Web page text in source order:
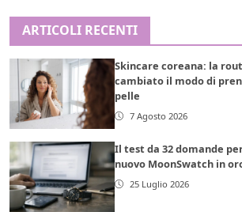
ARTICOLI RECENTI
Skincare coreana: la
cambiato il modo di
pelle
7 Agosto 2026
Il test da 32 domande
nuovo MoonSwatch in
25 Luglio 2026